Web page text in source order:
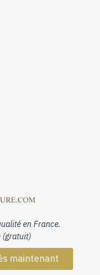
en France.
(gratuit)
maintenant